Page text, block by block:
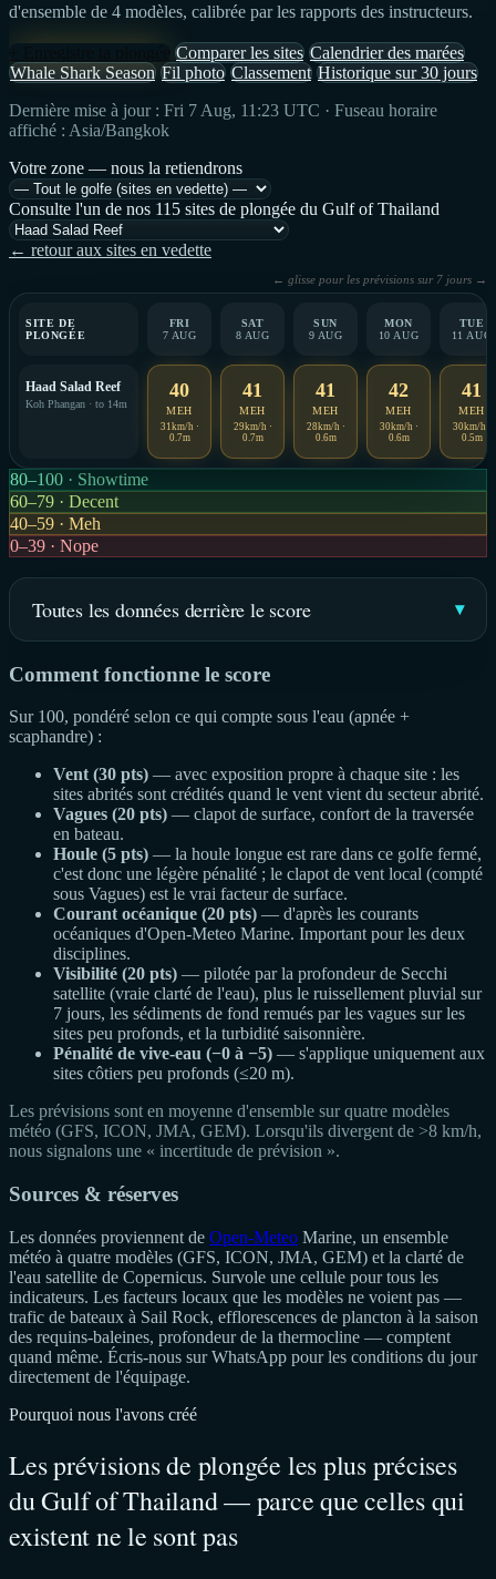
d'ensemble de 4 modèles, calibrée par les rapports des instructeurs.
Comparer les sites Calendrier des marées
Whale Shark Season Fil photo Classement Historique sur 30 jours
Dernière mise à jour : Fri 7 Aug, 11:23 UTC · Fuseau horaire
affiché : Asia/Bangkok
Votre zone — nous la retiendrons
Consulte l'un de nos 115 sites de plongée du Gulf of Thailand
← retour aux sites en vedette
← glisse pour les prévisions sur 7 jours →
SITE DE
PLONGÉE
FRI
7 AUG
SAT
8 AUG
SUN
9 AUG
MON
10 AUG
TUE
11 AUG
Haad Salad Reef
Koh Phangan · to 14m
40
MEH
31km/h ·
0.7m
41
MEH
29km/h ·
0.7m
41
MEH
28km/h ·
0.6m
42
MEH
30km/h ·
0.6m
41
MEH
30km/h ·
0.5m
80–100 · Showtime
60–79 · Decent
40–59 · Meh
0–39 · Nope
Toutes les données derrière le score
Comment fonctionne le score
Sur 100, pondéré selon ce qui compte sous l'eau (apnée +
scaphandre) :
Vent (30 pts) — avec exposition propre à chaque site : les
sites abrités sont crédités quand le vent vient du secteur abrité.
Vagues (20 pts) — clapot de surface, confort de la traversée
en bateau.
Houle (5 pts) — la houle longue est rare dans ce golfe fermé,
c'est donc une légère pénalité ; le clapot de vent local (compté
sous Vagues) est le vrai facteur de surface.
Courant océanique (20 pts) — d'après les courants
océaniques d'Open-Meteo Marine. Important pour les deux
disciplines.
Visibilité (20 pts) — pilotée par la profondeur de Secchi
satellite (vraie clarté de l'eau), plus le ruissellement pluvial sur
7 jours, les sédiments de fond remués par les vagues sur les
sites peu profonds, et la turbidité saisonnière.
Pénalité de vive-eau (−0 à −5) — s'applique uniquement aux
sites côtiers peu profonds (≤20 m).
Les prévisions sont en moyenne d'ensemble sur quatre modèles
météo (GFS, ICON, JMA, GEM). Lorsqu'ils divergent de >8 km/h,
nous signalons une « incertitude de prévision ».
Sources & réserves
Les données proviennent de Open-Meteo Marine, un ensemble
météo à quatre modèles (GFS, ICON, JMA, GEM) et la clarté de
l'eau satellite de Copernicus. Survole une cellule pour tous les
indicateurs. Les facteurs locaux que les modèles ne voient pas —
trafic de bateaux à Sail Rock, efflorescences de plancton à la saison
des requins-baleines, profondeur de la thermocline — comptent
quand même. Écris-nous sur WhatsApp pour les conditions du jour
directement de l'équipage.
Pourquoi nous l'avons créé
Les prévisions de plongée les plus précises
du Gulf of Thailand — parce que celles qui
existent ne le sont pas